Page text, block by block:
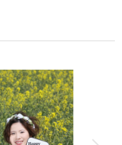
新郎衣装1着
小物一式
台紙付写真
挙式